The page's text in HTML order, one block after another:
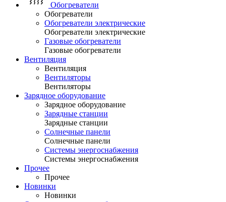
Обогреватели
Обогреватели
Обогреватели электрические
Обогреватели электрические
Газовые обогреватели
Газовые обогреватели
Вентиляция
Вентиляция
Вентиляторы
Вентиляторы
Зарядное оборудование
Зарядное оборудование
Зарядные станции
Зарядные станции
Солнечные панели
Солнечные панели
Системы энергоснабжения
Системы энергоснабжения
Прочее
Прочее
Новинки
Новинки